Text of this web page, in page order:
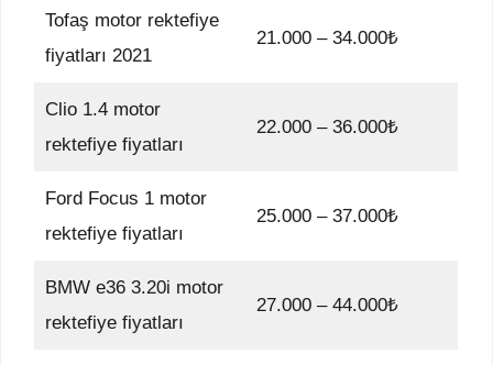
Tofaş motor rektefiye
fiyatları 2021
21.000 – 34.000₺
Clio 1.4 motor
rektefiye fiyatları
22.000 – 36.000₺
Ford Focus 1 motor
rektefiye fiyatları
25.000 – 37.000₺
BMW e36 3.20i motor
rektefiye fiyatları
27.000 – 44.000₺